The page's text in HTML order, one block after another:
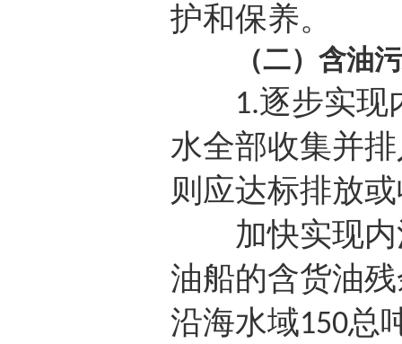
护和保养。
（二）含油
1.逐步实现
水全部收集并
则应达标排放
加快实现内
油船的含货油
沿海水域150总